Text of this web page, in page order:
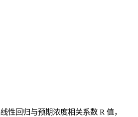
性回归与预期浓度相关系数 R 值，